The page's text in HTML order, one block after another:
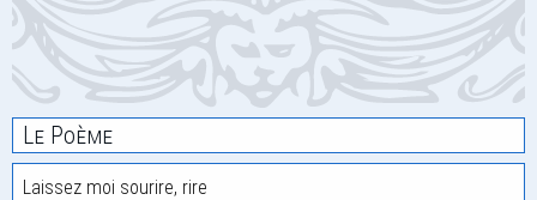
Le Poème
Laissez moi sourire, rire